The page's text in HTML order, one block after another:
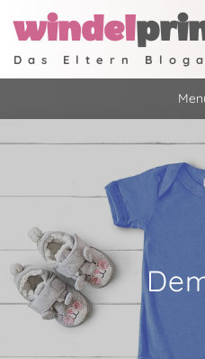
windel
Das Eltern